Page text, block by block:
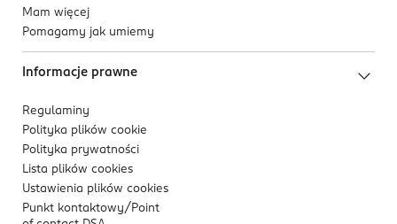
Mam więcej
Pomagamy jak umiemy
Informacje prawne
Regulaminy
Polityka plików cookie
Polityka prywatności
Lista plików cookies
Ustawienia plików cookies
Punkt kontaktowy/ Point